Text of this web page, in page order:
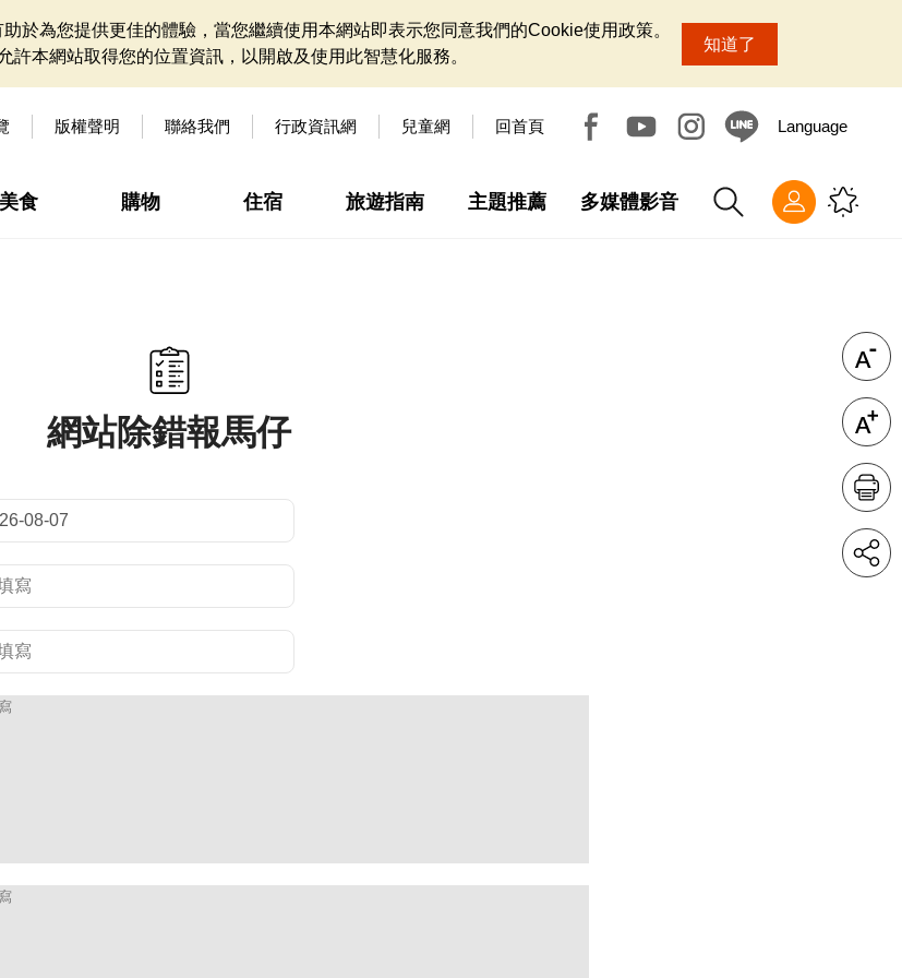
於為您提供更佳的體驗，當您繼續使用本網站即表示您同意我們的Cookie使用政策。
本網站取得您的位置資訊，以開啟及使用此智慧化服務。
知道了
版權聲明 聯絡我們 行政資訊網 兒童網 回首頁 Language
美食 購物 住宿 旅遊指南 主題推薦 多媒體影音
網站除錯報馬仔